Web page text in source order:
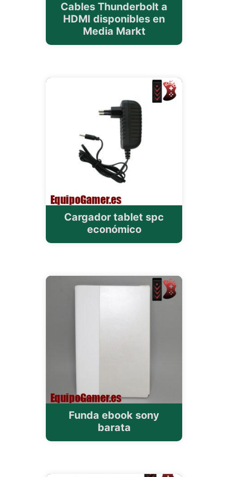
Cables Thunderbolt a
HDMI disponibles en
Media Markt
Cargador tablet spc
económico
Funda ebook sony
barata